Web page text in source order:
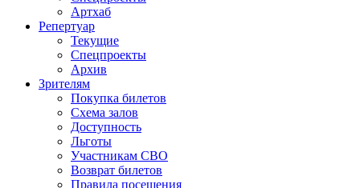
Артхаб
Репертуар
Текущие
Спецпроекты
Архив
Зрителям
Покупка билетов
Схема залов
Доступность
Льготы
Участникам СВО
Возврат билетов
Правила посещения